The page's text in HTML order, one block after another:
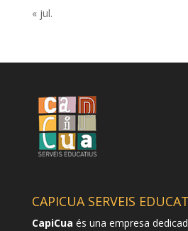
« jul.
CAPICUA SERVEIS
CapiCua és una empresa